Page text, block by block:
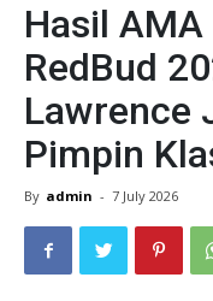
Hasil
RedBud
Lawrence
Pimpin
By admin - 7 July 2026